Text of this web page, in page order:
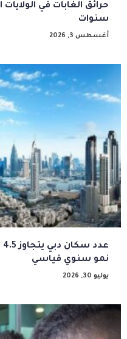
حرائق الغابات في
سنوات
أغسطس 3, 2026
نمو سنوي قياسي
يوليو 30, 2026